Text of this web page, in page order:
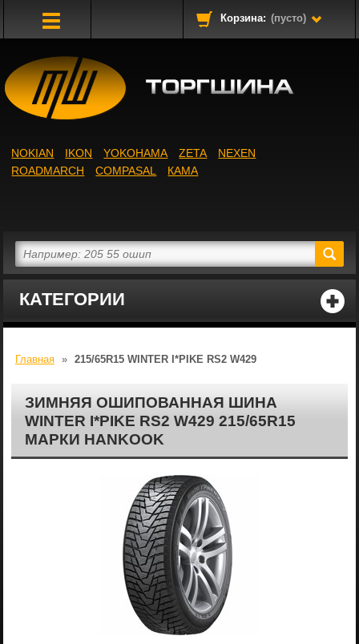
Корзина: (пусто)
КАТЕГОРИИ
NOKIAN IKON YOKOHAMA ZETA
NEXEN
ROADMARCH
COMPASAL КАМА
Главная » 215/65R15 WINTER I*PIKE RS2 W429
ЗИМНЯЯ ОШИПОВАННАЯ ШИНА
WINTER I*PIKE RS2 W429 215/65R15
МАРКИ HANKOOK